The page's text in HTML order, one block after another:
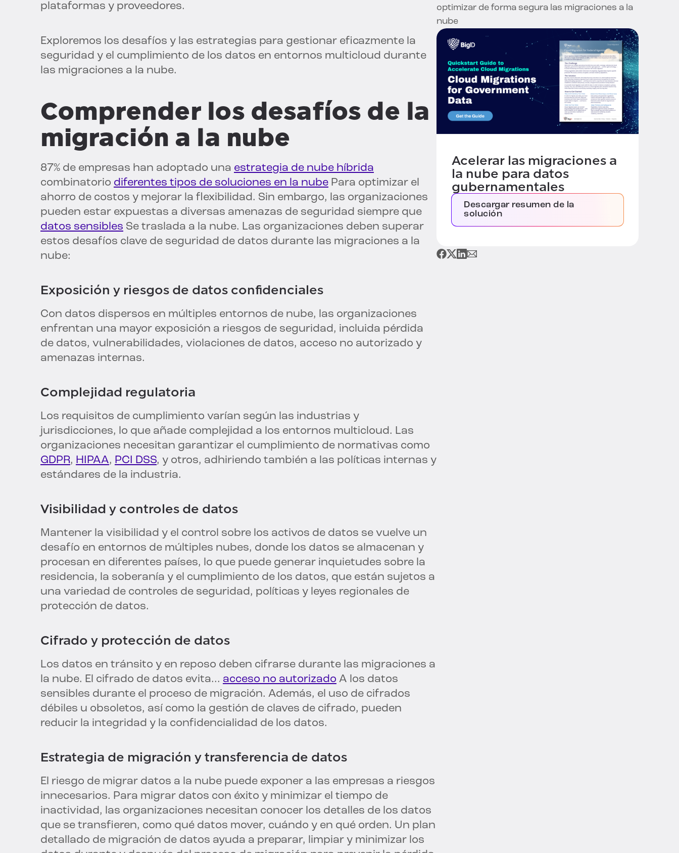
plataformas y proveedores.
Exploremos los desafíos y las estrategias para gestionar eficazmente la
seguridad y el cumplimiento de los datos en entornos multicloud durante
las migraciones a la nube.
Comprender los desafíos de la
migración a la nube
87% de empresas han adoptado una estrategia de nube híbrida
combinatorio diferentes tipos de soluciones en la nube Para optimizar el
ahorro de costos y mejorar la flexibilidad. Sin embargo, las organizaciones
pueden estar expuestas a diversas amenazas de seguridad siempre que
datos sensibles Se traslada a la nube. Las organizaciones deben superar
estos desafíos clave de seguridad de datos durante las migraciones a la
nube:
Exposición y riesgos de datos confidenciales
Con datos dispersos en múltiples entornos de nube, las organizaciones
enfrentan una mayor exposición a riesgos de seguridad, incluida pérdida
de datos, vulnerabilidades, violaciones de datos, acceso no autorizado y
amenazas internas.
Complejidad regulatoria
Los requisitos de cumplimiento varían según las industrias y
jurisdicciones, lo que añade complejidad a los entornos multicloud. Las
organizaciones necesitan garantizar el cumplimiento de normativas como
GDPR, HIPAA, PCI DSS, y otros, adhiriendo también a las políticas internas y
estándares de la industria.
Visibilidad y controles de datos
Mantener la visibilidad y el control sobre los activos de datos se vuelve un
desafío en entornos de múltiples nubes, donde los datos se almacenan y
procesan en diferentes países, lo que puede generar inquietudes sobre la
residencia, la soberanía y el cumplimiento de los datos, que están sujetos a
una variedad de controles de seguridad, políticas y leyes regionales de
protección de datos.
Cifrado y protección de datos
Los datos en tránsito y en reposo deben cifrarse durante las migraciones a
la nube. El cifrado de datos evita... acceso no autorizado A los datos
sensibles durante el proceso de migración. Además, el uso de cifrados
débiles u obsoletos, así como la gestión de claves de cifrado, pueden
reducir la integridad y la confidencialidad de los datos.
Estrategia de migración y transferencia de datos
El riesgo de migrar datos a la nube puede exponer a las empresas a riesgos
innecesarios. Para migrar datos con éxito y minimizar el tiempo de
inactividad, las organizaciones necesitan conocer los detalles de los datos
que se transfieren, como qué datos mover, cuándo y en qué orden. Un plan
detallado de migración de datos ayuda a preparar, limpiar y minimizar los
optimizar de forma segura las migraciones a la
nube
Acelerar las migraciones a
la nube para datos
gubernamentales
Descargar resumen de la
solución